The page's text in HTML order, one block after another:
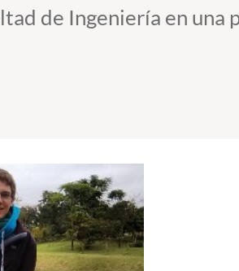
de Ingeniería en una